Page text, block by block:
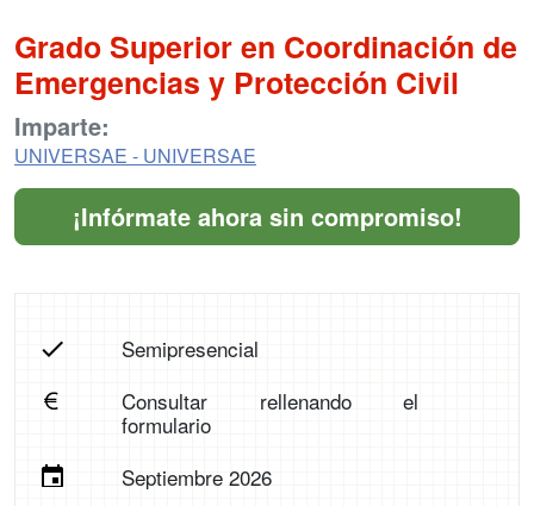
Grado Superior en Coordinación de
Emergencias y Protección Civil
Imparte:
UNIVERSAE - UNIVERSAE
¡Infórmate ahora sin compromiso!
Semipresencial
Consultar rellenando el
formulario
Septiembre 2026